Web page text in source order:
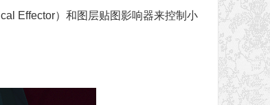
Effector）和图层贴图影响器来控制小